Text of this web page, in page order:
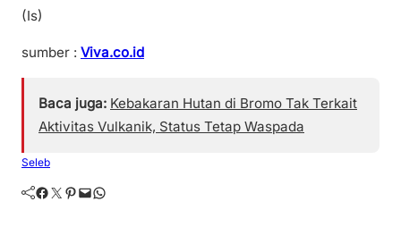
(Is)
sumber : Viva.co.id
Baca juga: Kebakaran Hutan di Bromo Tak Terkait
Aktivitas Vulkanik, Status Tetap Waspada
Seleb
Facebook Twitter Pinterest Mail WhatsApp